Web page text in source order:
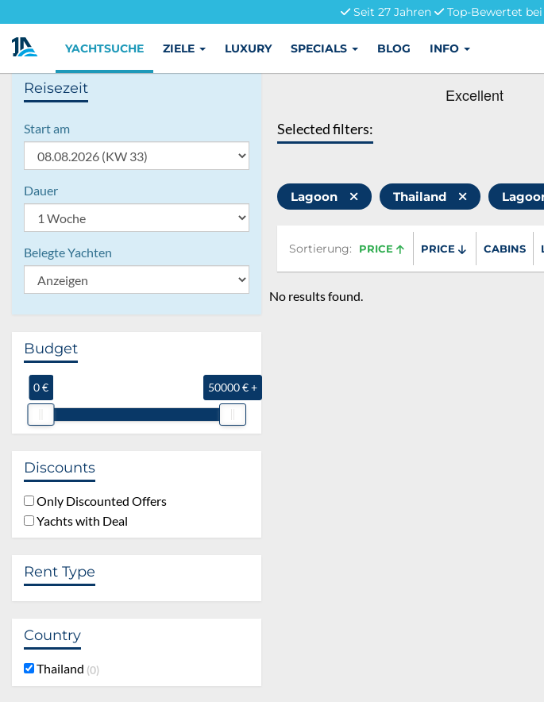
Seit 27 Jahren
Top-Bewertet
YACHTSUCHE ZIELE LUXURY SPECIALS BLOG INFO
Reisezeit
Start am
Dauer
Belegte Yachten
Budget
0 € 50000 € +
Discounts
Only Discounted Offers
Yachts with Deal
Rent Type
Country
Thailand 0
Selected filters:
Lagoon Thailand
Sortierung:
Sortierung: PRICE PRICE CABINS
No results found.